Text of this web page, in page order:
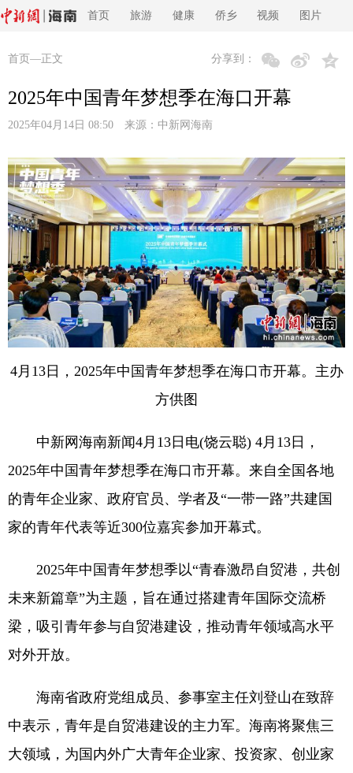
首页 旅游 健康 侨乡 视频 图片
首页 —正文 分享到：
2025年中国青年梦想季在海口开幕
2025年04月14日 08:50 来源： 中新网海南
4月13日，2025年中国青年梦想季在海口市开幕。主办
方供图
中新网海南新闻4月13日电(饶云聪) 4月13日，
2025年中国青年梦想季在海口市开幕。来自全国各地
的青年企业家、政府官员、学者及“一带一路”共建国
家的青年代表等近300位嘉宾参加开幕式。
2025年中国青年梦想季以“青春激昂自贸港，共创
未来新篇章”为主题，旨在通过搭建青年国际交流桥
梁，吸引青年参与自贸港建设，推动青年领域高水平
对外开放。
海南省政府党组成员、参事室主任刘登山在致辞
中表示，青年是自贸港建设的主力军。海南将聚焦三
大领域，为国内外广大青年企业家、投资家、创业家